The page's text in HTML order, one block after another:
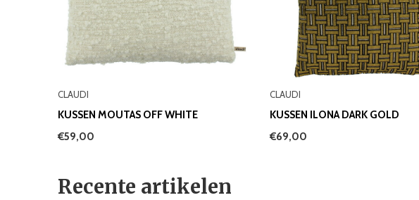
CLAUDI
KUSSEN MOUTAS OFF WHITE
€59,00
CLAUDI
KUSSEN ILONA DARK GOLD
€69,00
Recente artikelen